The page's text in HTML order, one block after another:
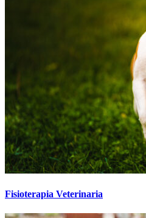
Fisioterapia Veterinaria